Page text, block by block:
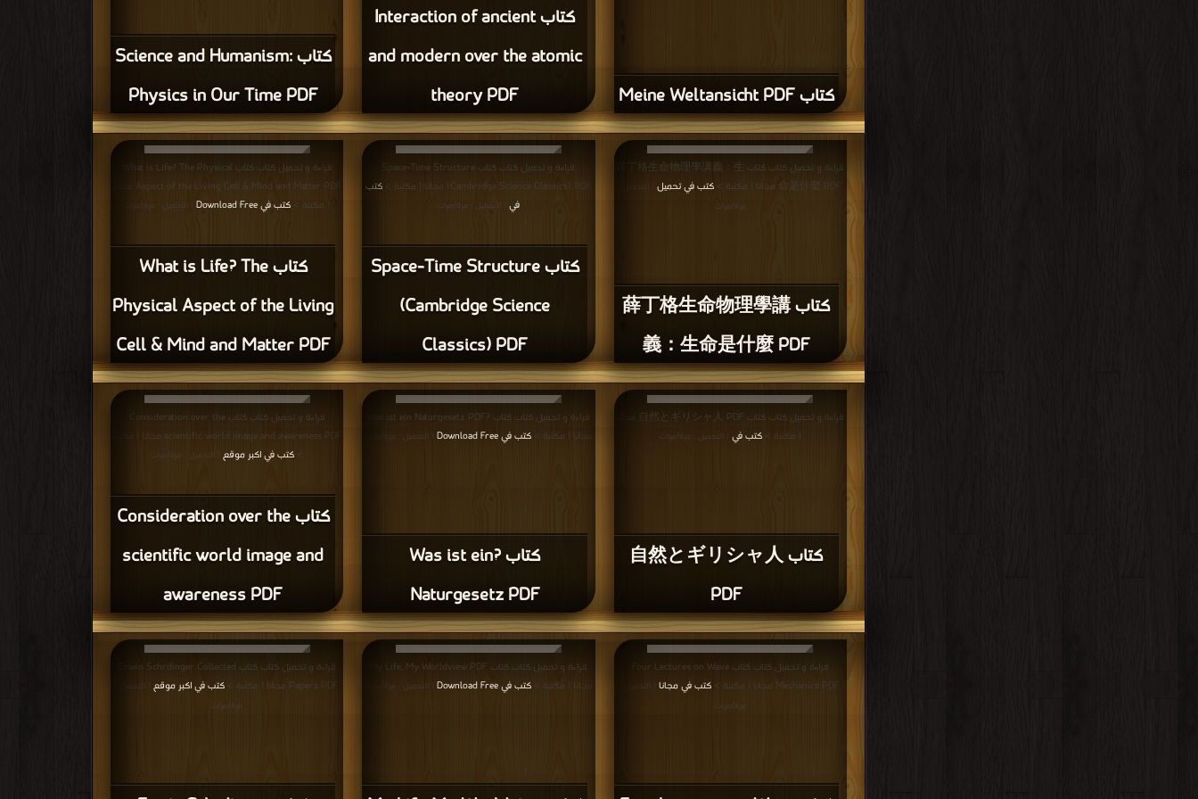
كتاب Science and Humanism:
Physics in Our Time PDF
كتاب Interaction of ancient
and modern over the atomic
theory PDF
كتاب Meine Weltansicht PDF
كتاب What is Life? The
Physical Aspect of the Living
Cell & Mind and Matter PDF
قراءة و تحميل كتاب كتاب What is Life? The Physical
| مكتبة > كتب في Download Free | التحميل : مرة/مرات
كتاب Space-Time Structure
(Cambridge Science
Classics) PDF
قراءة و تحميل كتاب كتاب Space-Time Structure
(Cambridge Science Classics) PDF مجانا | مكتبة >
كتب
في | التحميل : مرة/مرات
كتاب 薛丁格生命物理學講
義：生命是什麼 PDF
قراءة و تحميل كتاب كتاب 薛丁格生命物理學講義：生
命是什麼 PDF مجانا | مكتبة >
كتب في تحميل
| التحميل :
مرة/مرات
كتاب Consideration over the
scientific world image and
awareness PDF
قراءة و تحميل كتاب كتاب Consideration over the
scientific world image and awareness PDF مجانا | مكتبة
> كتب في اكبر موقع | التحميل : مرة/مرات
كتاب ?Was ist ein
Naturgesetz PDF
قراءة و تحميل كتاب كتاب ?Was ist ein Naturgesetz PDF
مجانا | مكتبة >كتب في Download Free | التحميل : مرة/مرات
كتاب 自然とギリシャ人
PDF
قراءة و تحميل كتاب كتاب 自然とギリシャ人 PDF مجانا
| مكتبة >كتب في | التحميل : مرة/مرات
قراءة و تحميل كتاب كتاب Erwin Schrdinger Collected
Papers PDF مجانا | مكتبة >
كتب في اكبر موقع
| التحميل :
مرة/مرات
قراءة و تحميل كتاب كتاب My Life, My Worldview PDF
مجانا | مكتبة >كتب في Download Free | التحميل : مرة/مرات
قراءة و تحميل كتاب كتاب Four Lectures on Wave
Mechanics PDF مجانا | مكتبة >
كتب في مجانا| التحميل :
مرة/مرات